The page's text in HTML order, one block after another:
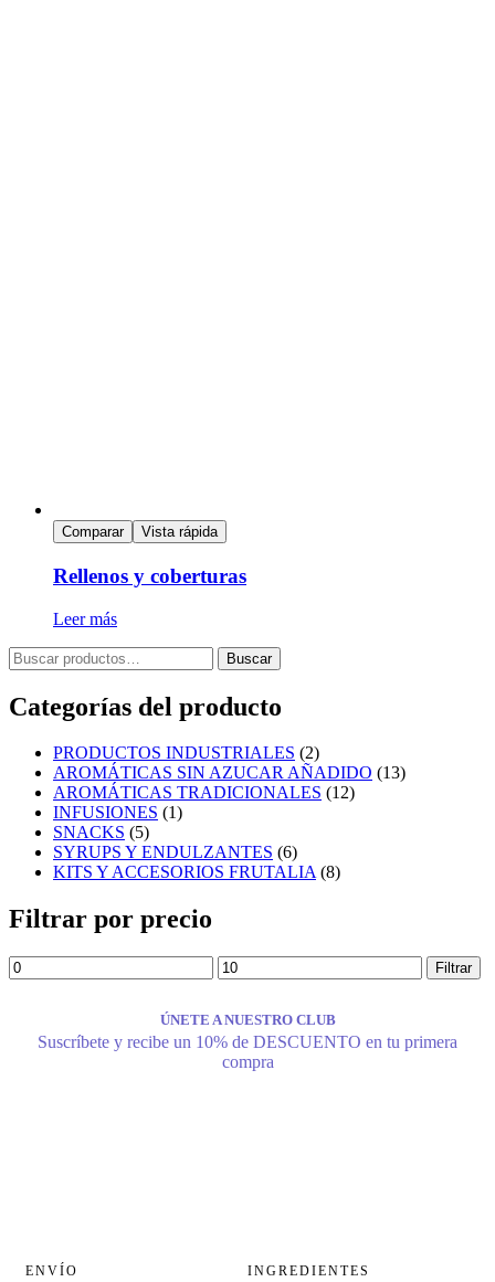
Comparar Vista rápida
Rellenos y coberturas
Leer más
Buscar
Categorías del producto
PRODUCTOS INDUSTRIALES (2)
AROMÁTICAS SIN AZUCAR AÑADIDO (13)
AROMÁTICAS TRADICIONALES (12)
INFUSIONES (1)
SNACKS (5)
SYRUPS Y ENDULZANTES (6)
KITS Y ACCESORIOS FRUTALIA (8)
Filtrar por precio
Filtrar
ÚNETE A NUESTRO CLUB
Suscríbete y recibe un 10% de DESCUENTO en tu primera
compra
ENVÍO
INGREDIENTES